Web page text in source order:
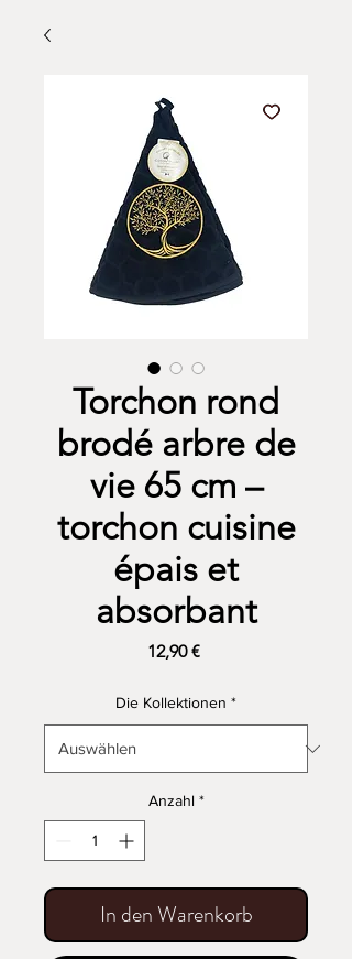
Torchon rond
brodé arbre de
vie 65 cm –
torchon cuisine
épais et
absorbant
12,90 €Preis
Die Kollektionen *
Anzahl *
In den Warenkorb